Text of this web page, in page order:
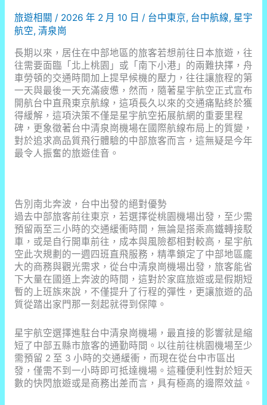
旅遊相關 / 2026 年 2 月 10 日 / 台中東京, 台中航線, 星宇
航空, 清泉崗
長期以來，居住在中部地區的旅客若想前往日本旅遊，往
往需要面臨「北上桃園」或「南下小港」的兩難抉擇，舟
車勞頓的交通時間加上提早候機的壓力，往往讓旅程的第
一天與最後一天充滿疲憊，然而，隨著星宇航空正式宣布
開航台中直飛東京航線，這項長久以來的交通痛點終於獲
得緩解，這項決策不僅是星宇航空拓展航網的重要里程
碑，更象徵著台中清泉崗機場在國際航線布局上的質變，
對於追求高品質飛行體驗的中部旅客而言，這無疑是今年
最令人振奮的旅遊佳音。
告別南北奔波，台中出發的絕對優勢
過去中部旅客前往東京，若選擇從桃園機場出發，至少需
預留兩至三小時的交通緩衝時間，無論是搭乘高鐵轉接駁
車，或是自行開車前往，成本與風險都相對較高，星宇航
空此次規劃的一週四班直飛服務，精準鎖定了中部地區龐
大的商務與觀光需求，從台中清泉崗機場出發，旅客能省
下大量在國道上奔波的時間，這對於家庭旅遊或是假期短
暫的上班族來說，不僅提升了行程的彈性，更讓旅遊的品
質從踏出家門那一刻起就得到保障。
星宇航空選擇進駐台中清泉崗機場，最直接的影響就是縮
短了中部五縣市旅客的通勤時間。以往前往桃園機場至少
需預留 2 至 3 小時的交通緩衝，而現在從台中市區出
發，僅需不到一小時即可抵達機場。這種便利性對於短天
數的快閃旅遊或是商務出差而言，具有極高的邊際效益。